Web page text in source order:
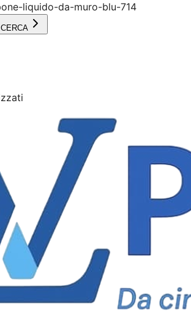
liquido-da-muro-blu-714